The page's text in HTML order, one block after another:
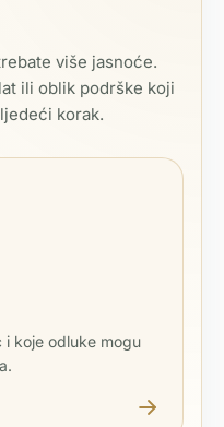
više jasnoće.
ili oblik podrške koji
korak.
koje odluke mogu